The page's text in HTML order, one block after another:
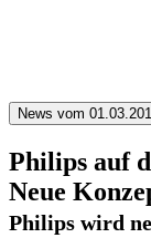
News vom
Philips auf
Neue
Philips wird